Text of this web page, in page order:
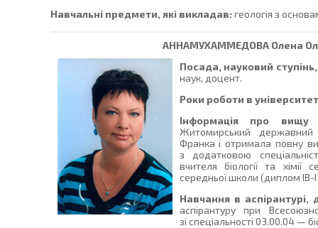
Навчальні предмети, які викладав: геологія з
АННАМУХАММЕДОВАОлена
Посада, науковий
наук, доцент.
Роки роботи в
Інформація про вищу
Житомирський державний
Франка і отримала повну
з додатковою
вчителя біології та
середньої школи (диплом ІВ-
Навчання в аспірантурі,
аспірантуру при
зі спеціальності 03.00.04 —